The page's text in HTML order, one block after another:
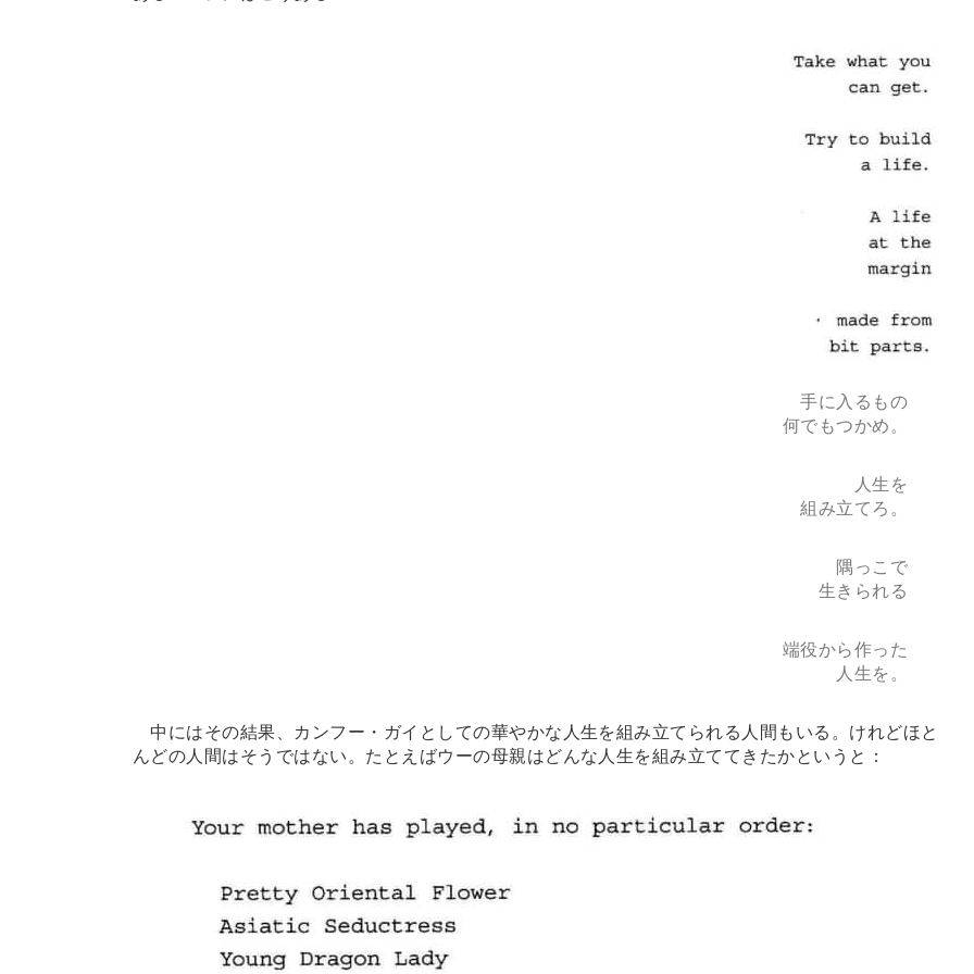
手に入るもの
何でもつかめ。
人生を
組み立てろ。
隅っこで
生きられる
端役から作った
人生を。
中にはその結果、カンフー・ガイとしての華やかな人生を組み立てられる人間もいる。けれどほと
んどの人間はそうではない。たとえばウーの母親はどんな人生を組み立ててきたかというと：